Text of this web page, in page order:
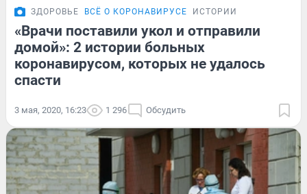
ЗДОРОВЬЕ ВСЁ О КОРОНАВИРУСЕ ИСТОРИИ
«Врачи поставили укол и отправили
домой»: 2 истории больных
коронавирусом, которых не удалось
спасти
3 мая, 2020, 16:23 1 296 Обсудить